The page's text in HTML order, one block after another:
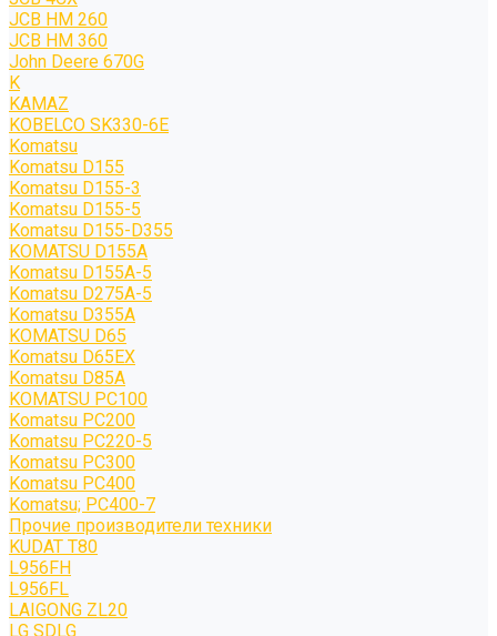
JCB HM 260
JCB HM 360
John Deere 670G
K
KAMAZ
KOBELCO SK330-6E
Komatsu
Komatsu D155
Komatsu D155-3
Komatsu D155-5
Komatsu D155-D355
KOMATSU D155A
Komatsu D155A-5
Komatsu D275A-5
Komatsu D355A
KOMATSU D65
Komatsu D65EX
Komatsu D85A
KOMATSU PC100
Komatsu PC200
Komatsu PC220-5
Komatsu PC300
Komatsu PC400
Komatsu; PC400-7
Прочие производители техники
KUDAT T80
L956FH
L956FL
LAIGONG ZL20
LG SDLG